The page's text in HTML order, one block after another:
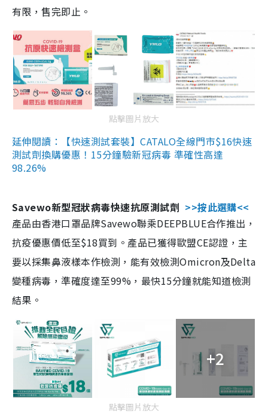
有限，售完即止。
點擊圖片放大
延伸閱讀：【快速測試套裝】CATALO全線門市$16快速
測試劑換購優惠！15分鐘驗新冠病毒 準確性高達
98.26%
Savewo新型冠狀病毒快速抗原測試劑 >>按此選購<<
產品由香港口罩品牌Savewo聯乘DEEPBLUE合作推出，
抗疫優惠價低至$18買到。產品已獲得歐盟CE認證，主
要以採集鼻液樣本作檢測，能有效檢測Omicron及Delta
變種病毒，準確度達至99%，最快15分鐘就能知道檢測
結果。
+2
點擊圖片放大